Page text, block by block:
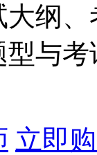
纲
与
立即